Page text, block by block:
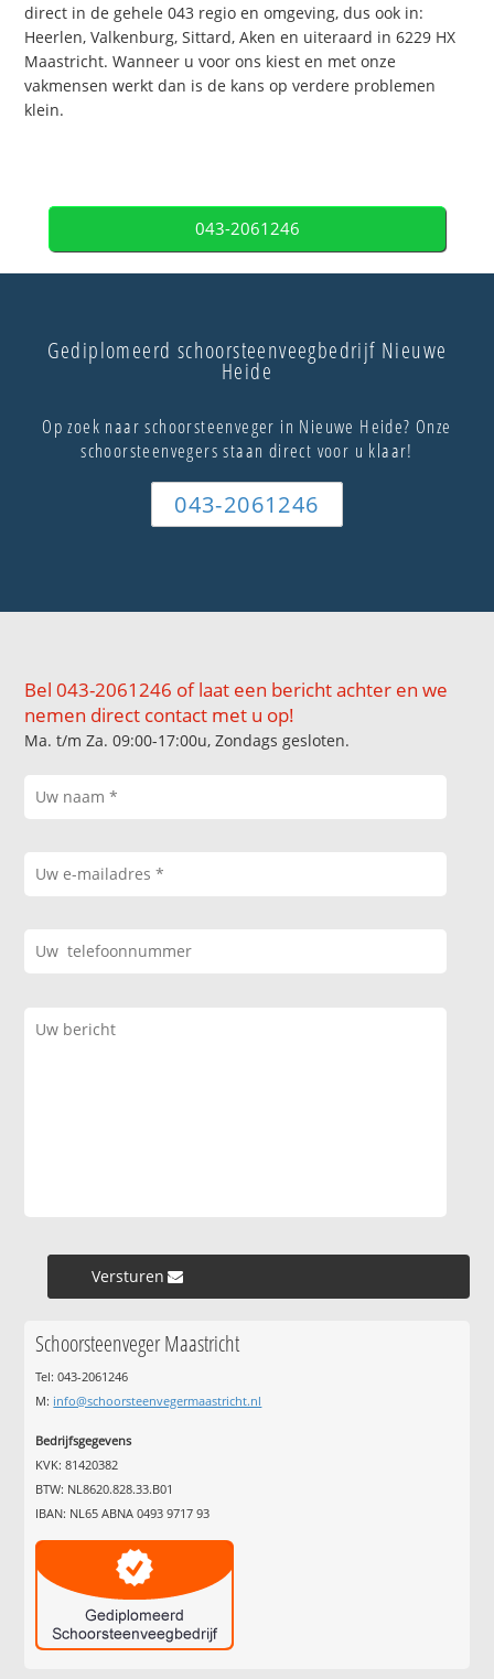
direct in de gehele 043 regio en omgeving, dus ook in:
Heerlen, Valkenburg, Sittard, Aken en uiteraard in 6229 HX
Maastricht. Wanneer u voor ons kiest en met onze
vakmensen werkt dan is de kans op verdere problemen
klein.
043-2061246
Gediplomeerd schoorsteenveegbedrijf Nieuwe
Heide
Op zoek naar schoorsteenveger in Nieuwe Heide? Onze
schoorsteenvegers staan direct voor u klaar!
043-2061246
Bel 043-2061246 of laat een bericht achter en we
nemen direct contact met u op!
Ma. t/m Za. 09:00-17:00u, Zondags gesloten.
Versturen »
Schoorsteenveger Maastricht
Tel: 043-2061246
M: info@schoorsteenvegermaastricht.nl
Bedrijfsgegevens
KVK: 81420382
BTW: NL8620.828.33.B01
IBAN: NL65 ABNA 0493 9717 93